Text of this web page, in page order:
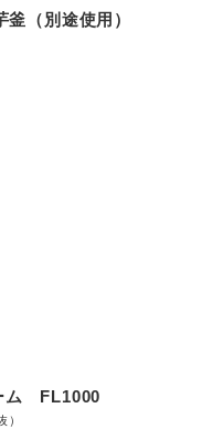
（別途使用）
ム FL1000
）